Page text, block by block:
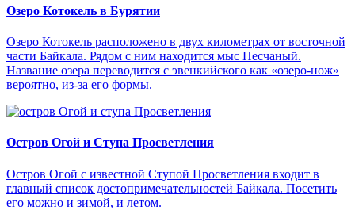
Озеро Котокель в Бурятии
Озеро Котокель расположено в двух километрах от восточной
части Байкала. Рядом с ним находится мыс Песчаный.
Название озера переводится с эвенкийского как «озеро-нож»
вероятно, из-за его формы.
Остров Огой и Ступа Просветления
Остров Огой с известной Ступой Просветления входит в
главный список достопримечательностей Байкала. Посетить
его можно и зимой, и летом.